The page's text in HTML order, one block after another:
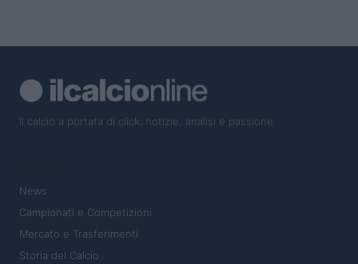
Il calcio a portata di click: notizie, analisi e passione
News
Campionati e Competizioni
Mercato e Trasferimenti
Storia del Calcio